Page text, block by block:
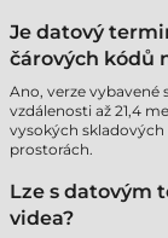
Je datový
čárových kódů
Ano, verze vybavené
vzdálenosti až 21,4
vysokých
prostorách.
Lze s datovým
videa?